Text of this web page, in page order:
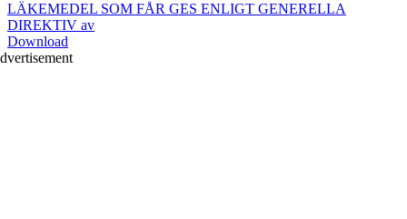
LÄKEMEDEL SOM FÅR GES ENLIGT GENERELLA
DIREKTIV av
Download